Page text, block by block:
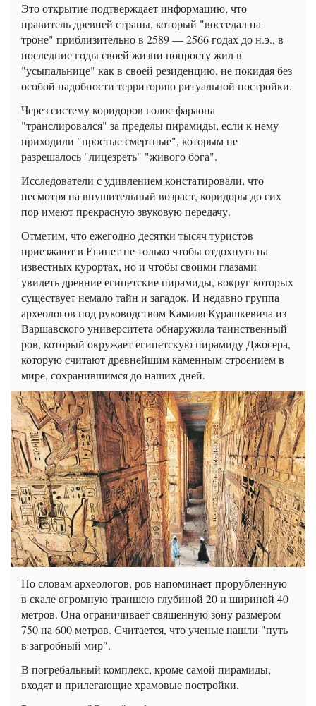
Это открытие подтверждает информацию, что
правитель древней страны, который "восседал на
троне" приблизительно в 2589 — 2566 годах до н.э., в
последние годы своей жизни попросту жил в
"усыпальнице" как в своей резиденцию, не покидая без
особой надобности территорию ритуальной постройки.
Через систему коридоров голос фараона
"транслировался" за пределы пирамиды, если к нему
приходили "простые смертные", которым не
разрешалось "лицезреть" "живого бога".
Исследователи с удивлением констатировали, что
несмотря на внушительный возраст, коридоры до сих
пор имеют прекрасную звуковую передачу.
Отметим, что ежегодно десятки тысяч туристов
приезжают в Египет не только чтобы отдохнуть на
известных курортах, но и чтобы своими глазами
увидеть древние египетские пирамиды, вокруг которых
существует немало тайн и загадок. И недавно группа
археологов под руководством Камиля Курашкевича из
Варшавского университета обнаружила таинственный
ров, который окружает египетскую пирамиду Джосера,
которую считают древнейшим каменным строением в
мире, сохранившимся до наших дней.
По словам археологов, ров напоминает прорубленную
в скале огромную траншею глубиной 20 и шириной 40
метров. Она ограничивает священную зону размером
750 на 600 метров. Считается, что ученые нашли "путь
в загробный мир".
В погребальный комплекс, кроме самой пирамиды,
входят и прилегающие храмовые постройки.